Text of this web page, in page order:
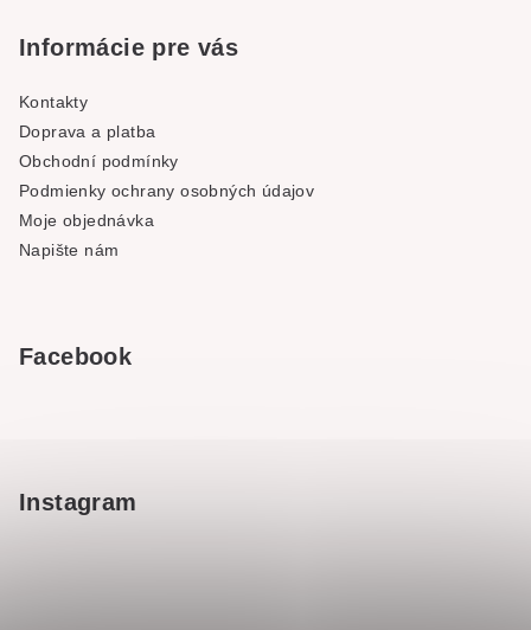
Informácie pre vás
Kontakty
Doprava a platba
Obchodní podmínky
Podmienky ochrany osobných údajov
Moje objednávka
Napište nám
Facebook
Instagram